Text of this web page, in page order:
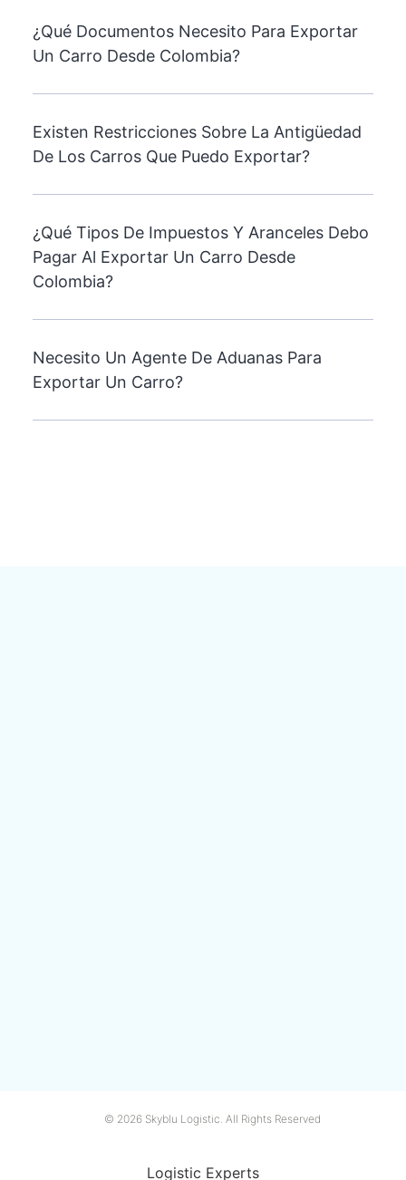
¿Qué Documentos Necesito Para Exportar
Un Carro Desde Colombia?
Existen Restricciones Sobre La Antigüedad
De Los Carros Que Puedo Exportar?
¿Qué Tipos De Impuestos Y Aranceles Debo
Pagar Al Exportar Un Carro Desde
Colombia?
Necesito Un Agente De Aduanas Para
Exportar Un Carro?
© 2026 Skyblu Logistic. All Rights Reserved
Logistic Experts